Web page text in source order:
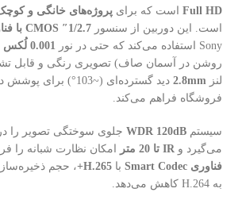
Full HD است که برای پروژه‌های خانگی و
است. این دوربین از سنسور 1/2.7″ CMOS با فناوری STARVIS™
Sony استفاده می‌کند که حتی در نور
0.001 لُکس
روشن در آسمان صاف) تصویری رنگی و قابل
لنز 2.8mm
دید گسترده‌ای (~103°)
فروشگاه فراهم می‌کند.
سیستم WDR 120dB جلوی سوختگی تصویر را در
می‌گیرد و IR تا 20 متر
امکان نظارت شبانه را
فناوری Smart Codec
با H.265+ ، حجم
به H.264 کاهش می‌دهد.